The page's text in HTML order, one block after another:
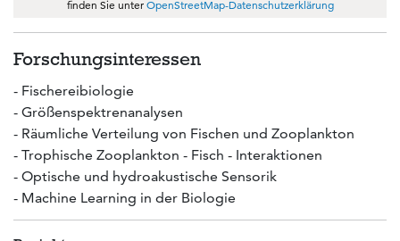
finden Sie unter OpenStreetMap-Datenschutzerklärung
Forschungsinteressen
- Fischereibiologie
- Größenspektrenanalysen
- Räumliche Verteilung von Fischen und Zooplankton
- Trophische Zooplankton - Fisch - Interaktionen
- Optische und hydroakustische Sensorik
- Machine Learning in der Biologie